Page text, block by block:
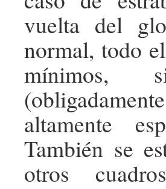
vuelta del
normal, todo
mínimos,
altamente
También se
otros